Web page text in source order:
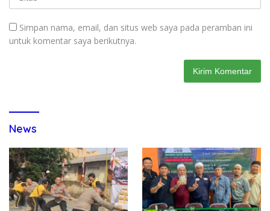
Simpan nama, email, dan situs web saya pada peramban ini
untuk komentar saya berikutnya.
News